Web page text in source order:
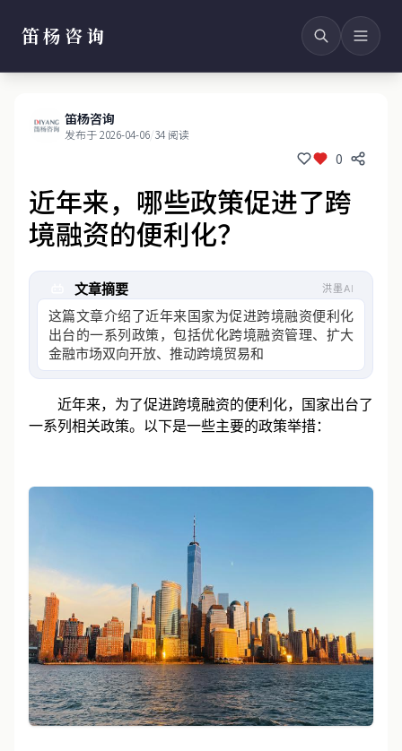
笛杨咨询
笛杨咨询
发布于 2026-04-06/34 阅读
0
近年来，哪些政策促进了跨
境融资的便利化？
文章摘要 洪墨AI
这篇文章介绍了近年来国家为促进跨境融资便利化
出台的一系列政策，包括优化跨境融资管理、扩大
金融市场双向开放、推动跨境贸易和投融资便利化
近年来，为了促进跨境融资的便利化，国家出台了